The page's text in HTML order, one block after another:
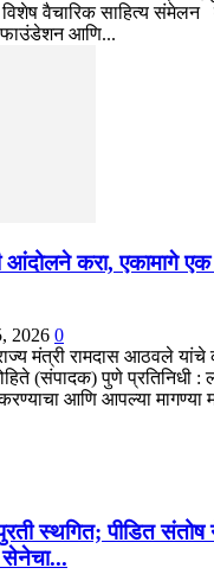
वैचारिक साहित्य संमेलन
फाउंडेशन आणि...
आंदोलने करा, एकामागे एक
2026 0
मंत्री रामदास आठवले
(संपादक) पुणे प्रतिनिधी :
आणि आपल्या मागण्या
स्थगित; पीडित
सेनेचा...